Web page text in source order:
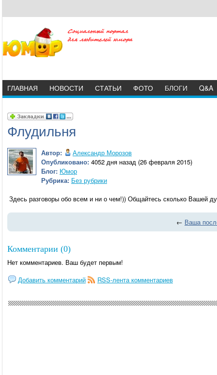
ГЛАВНАЯ НОВОСТИ СТАТЬИ ФОТО БЛОГИ Q&A
Флудильня
Автор:
Александр Морозов
Опубликовано: 4052 дня назад (26 февраля 2015)
Блог: Юмор
Рубрика: Без рубрики
Здесь разговоры обо всем и ни о чем!)) Общайтесь сколько Вашей
← Ваша
Комментарии (0)
Нет комментариев. Ваш будет первым!
Добавить комментарий
RSS-лента комментариев